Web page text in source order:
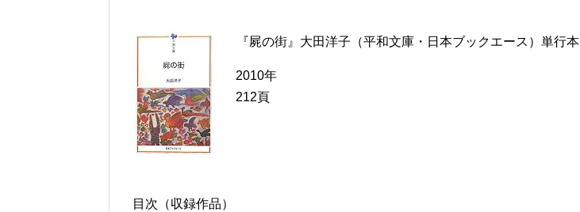
『屍の街』大田洋子（平和文庫・日本ブックエース）単行本
2010年
212頁
目次（収録作品）